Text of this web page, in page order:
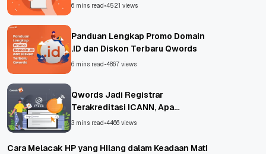
6 mins read•4521 views
Panduan Lengkap Promo Domain
.ID dan Diskon Terbaru Qwords
6 mins read•4867 views
Qwords Jadi Registrar
Terakreditasi ICANN, Apa
Untungnya?
3 mins read•4466 views
Cara Melacak HP yang Hilang dalam Keadaan Mati